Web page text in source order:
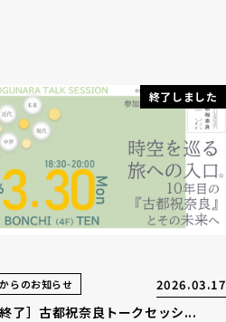
終了しました
らのお知らせ 2026.03.17
終了］古都祝奈良トークセッシ...